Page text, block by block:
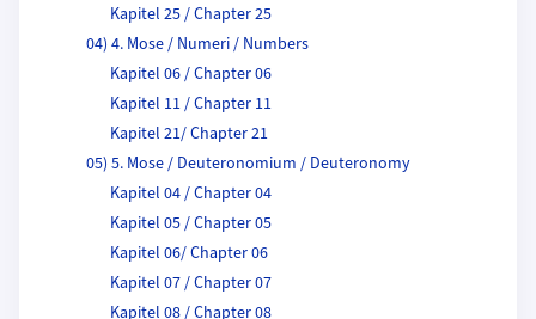
Kapitel 25 / Chapter 25
04) 4. Mose / Numeri / Numbers
Kapitel 06 / Chapter 06
Kapitel 11 / Chapter 11
Kapitel 21/ Chapter 21
05) 5. Mose / Deuteronomium / Deuteronomy
Kapitel 04 / Chapter 04
Kapitel 05 / Chapter 05
Kapitel 06/ Chapter 06
Kapitel 07 / Chapter 07
Kapitel 08 / Chapter 08